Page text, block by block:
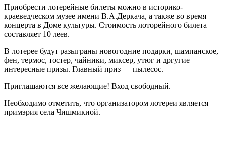
Приобрести лотерейные билеты можно в историко-
краеведческом музее имени В.А.Деркача, а также во время
концерта в Доме культуры. Стоимость лоторейного билета
составляет 10 леев.
В лотерее будут разыграны новогодние подарки, шампанское,
фен, термос, тостер, чайники, миксер, утюг и дргугие
интересные призы. Главный приз — пылесос.
Приглашаются все желающие! Вход свободный.
Необходимо отметить, что организатором лотереи является
примэрия села Чишмикиой.